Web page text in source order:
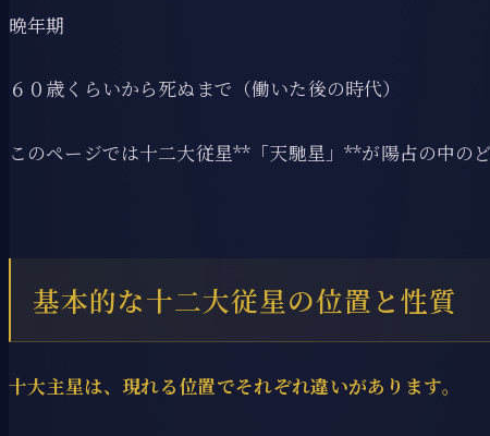
晩年期
６０歳くらいから死ぬまで（働いた後の時代）
このページでは十二大従星**「天馳星」**が陽占の中の
基本的な十二大従星の位置と性質
十大主星は、現れる位置でそれぞれ違いがあります。